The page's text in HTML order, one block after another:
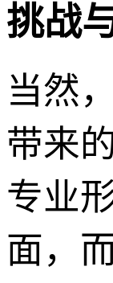
挑战
当然
带来
专业
面，